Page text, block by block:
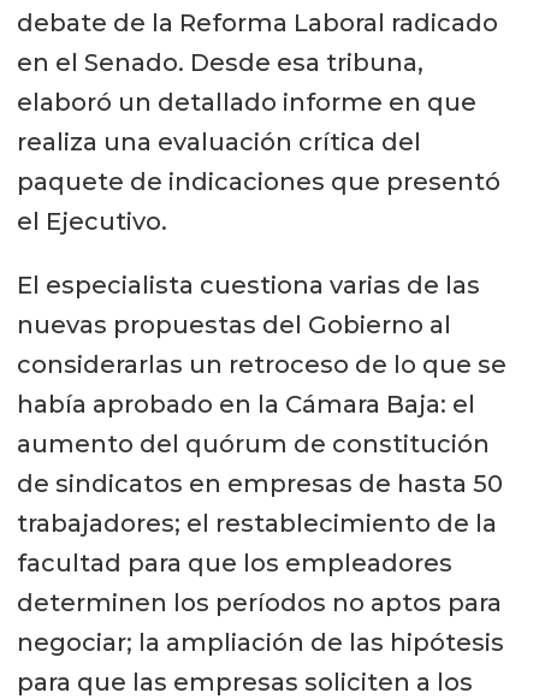
debate de la Reforma Laboral radicado
en el Senado. Desde esa tribuna,
elaboró un detallado informe en que
realiza una evaluación crítica del
paquete de indicaciones que presentó
el Ejecutivo.
El especialista cuestiona varias de las
nuevas propuestas del Gobierno al
considerarlas un retroceso de lo que se
había aprobado en la Cámara Baja: el
aumento del quórum de constitución
de sindicatos en empresas de hasta 50
trabajadores; el restablecimiento de la
facultad para que los empleadores
determinen los períodos no aptos para
negociar; la ampliación de las hipótesis
para que las empresas soliciten a los